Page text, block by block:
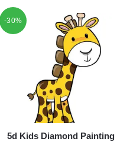
-30%
5d Kids Diamond Painting